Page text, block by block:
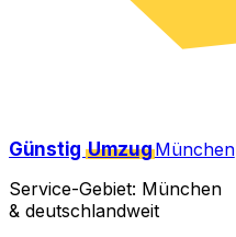
Günstig UmzugMünchen
Service-Gebiet: München
& deutschlandweit